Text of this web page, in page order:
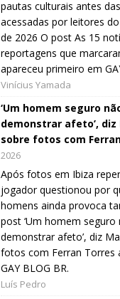
pautas culturais antes
acessadas por leitores
de 2026 O post As 15
reportagens que
apareceu primeiro em
Vinícius Yamada
‘Um homem seguro
demonstrar afeto’,
sobre fotos com
2026
Após fotos em Ibiza
jogador questionou por
homens ainda provoca
post ‘Um homem
demonstrar afeto’, diz
fotos com Ferran Torres
GAY BLOG BR.
Luís Pedro